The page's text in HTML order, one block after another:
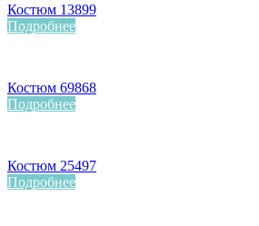
Костюм 13899
Подробнее
Костюм 69868
Подробнее
Костюм 25497
Подробнее